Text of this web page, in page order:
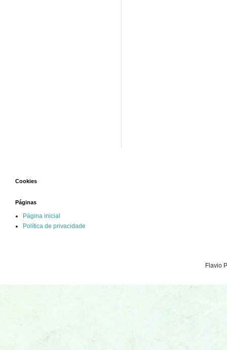
Cookies
Páginas
Página inicial
Política de privacidade
Flavio